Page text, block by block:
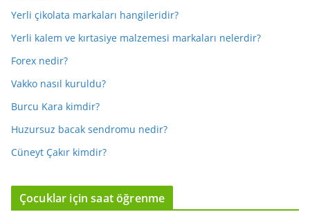
Yerli çikolata markaları hangileridir?
Yerli kalem ve kırtasiye malzemesi markaları nelerdir?
Forex nedir?
Vakko nasıl kuruldu?
Burcu Kara kimdir?
Huzursuz bacak sendromu nedir?
Cüneyt Çakır kimdir?
Çocuklar için saat öğrenme